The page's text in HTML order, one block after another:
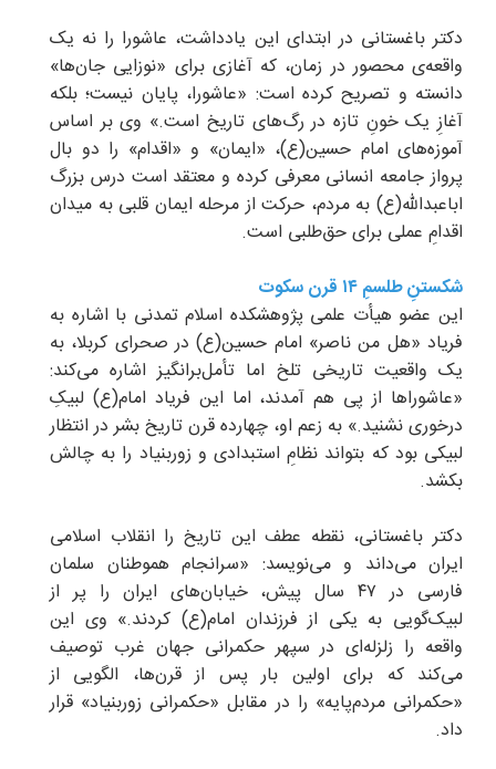
دکتر باغستانی در ابتدای این یادداشت، عاشورا را نه یک
واقعه‌ی محصور در زمان، که آغازی برای «نوزایی جان‌ها»
دانسته و تصریح کرده است: «عاشورا، پایان نیست؛ بلکه
آغازِ یک خونِ تازه در رگ‌های تاریخ است.» وی بر اساس
آموزه‌های امام حسین(ع)، «ایمان» و «اقدام» را دو بال
پرواز جامعه انسانی معرفی کرده و معتقد است درس بزرگ
اباعبدالله(ع) به مردم، حرکت از مرحله ایمان قلبی به میدان
اقدامِ عملی برای حق‌طلبی است.
شکستنِ طلسمِ ۱۴ قرن سکوت
این عضو هیأت علمی پژوهشکده اسلام تمدنی با اشاره به
فریاد «هل من ناصر» امام حسین(ع) در صحرای کربلا، به
یک واقعیت تاریخی تلخ اما تأمل‌برانگیز اشاره می‌کند:
«عاشوراها از پی هم آمدند، اما این فریاد امام(ع) لبیکِ
درخوری نشنید.» به زعم او، چهارده قرن تاریخ بشر در انتظار
لبیکی بود که بتواند نظامِ استبدادی و زوربنیاد را به چالش
بکشد.
دکتر باغستانی، نقطه عطف این تاریخ را انقلاب اسلامی
ایران می‌داند و می‌نویسد: «سرانجام هموطنان سلمان
فارسی در ۴۷ سال پیش، خیابان‌های ایران را پر از
لبیک‌گویی به یکی از فرزندان امام(ع) کردند.» وی این
واقعه را زلزله‌ای در سپهر حکمرانی جهان غرب توصیف
می‌کند که برای اولین بار پس از قرن‌ها، الگویی از
«حکمرانی مردم‌پایه» را در مقابل «حکمرانی زوربنیاد» قرار
داد.